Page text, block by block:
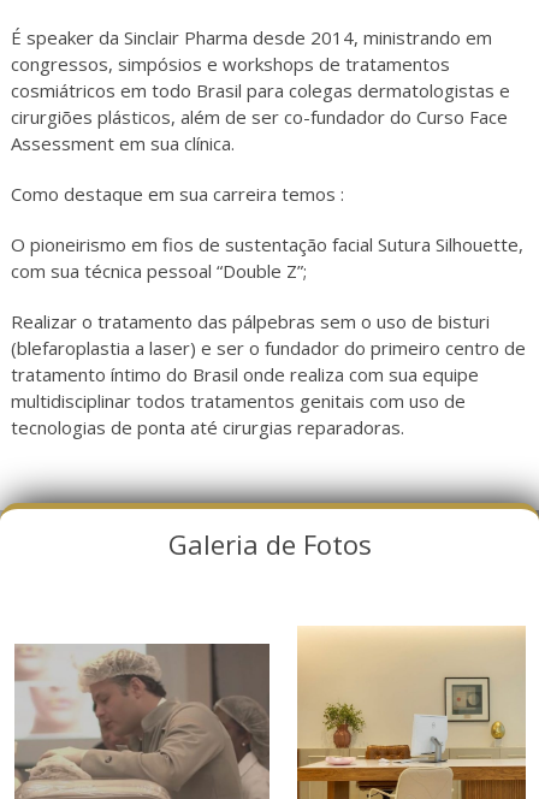
É speaker da Sinclair Pharma desde 2014, ministrando em
congressos, simpósios e workshops de tratamentos
cosmiátricos em todo Brasil para colegas dermatologistas e
cirurgiões plásticos, além de ser co-fundador do Curso Face
Assessment em sua clínica.
Como destaque em sua carreira temos :
O pioneirismo em fios de sustentação facial Sutura Silhouette,
com sua técnica pessoal “Double Z”;
Realizar o tratamento das pálpebras sem o uso de bisturi
(blefaroplastia a laser) e ser o fundador do primeiro centro de
tratamento íntimo do Brasil onde realiza com sua equipe
multidisciplinar todos tratamentos genitais com uso de
tecnologias de ponta até cirurgias reparadoras.
Galeria de Fotos